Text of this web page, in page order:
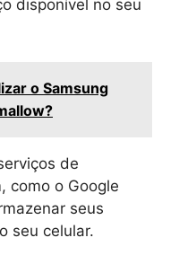
disponível no seu
o Samsung
de
como o Google
seus
seu celular.